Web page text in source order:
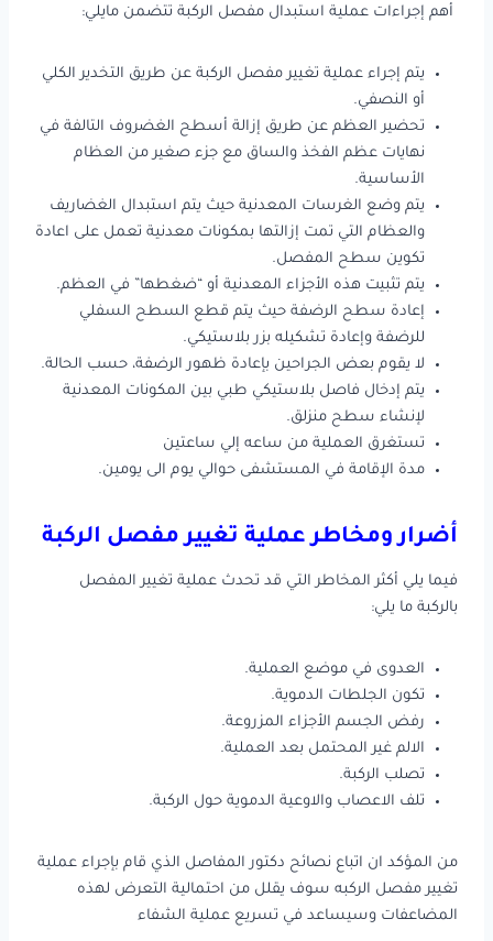
أهم إجراءات عملية استبدال مفصل الركبة تتضمن مايلي:
يتم إجراء عملية تغيير مفصل الركبة عن طريق التخدير الكلي
أو النصفي.
تحضير العظم عن طريق إزالة أسطح الغضروف التالفة في
نهايات عظم الفخذ والساق مع جزء صغير من العظام
الأساسية.
يتم وضع الغرسات المعدنية حيث يتم استبدال الغضاريف
والعظام التي تمت إزالتها بمكونات معدنية تعمل على اعادة
تكوين سطح المفصل.
يتم تثبيت هذه الأجزاء المعدنية أو “ضغطها” في العظم.
إعادة سطح الرضفة حيث يتم قطع السطح السفلي
للرضفة وإعادة تشكيله بزر بلاستيكي.
لا يقوم بعض الجراحين بإعادة ظهور الرضفة، حسب الحالة.
يتم إدخال فاصل بلاستيكي طبي بين المكونات المعدنية
لإنشاء سطح منزلق.
تستغرق العملية من ساعه إلي ساعتين
مدة الإقامة في المستشفى حوالي يوم الى يومين.
أضرار ومخاطر عملية تغيير مفصل الركبة
فيما يلي أكثر المخاطر التي قد تحدث عملية تغيير المفصل
بالركبة ما يلي:
العدوى في موضع العملية.
تكون الجلطات الدموية.
رفض الجسم الأجزاء المزروعة.
الالم غير المحتمل بعد العملية.
تصلب الركبة.
تلف الاعصاب والاوعية الدموية حول الركبة.
من المؤكد ان اتباع نصائح دكتور المفاصل الذي قام بإجراء عملية
تغيير مفصل الركبه سوف يقلل من احتمالية التعرض لهذه
المضاعفات وسيساعد في تسريع عملية الشفاء